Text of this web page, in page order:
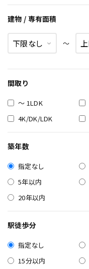
建物 / 専有面積
〜
間取り
～ 1LDK
4K/DK/LDK
築年数
指定なし
5年以内
20年以内
駅徒歩分
指定なし
15分以内